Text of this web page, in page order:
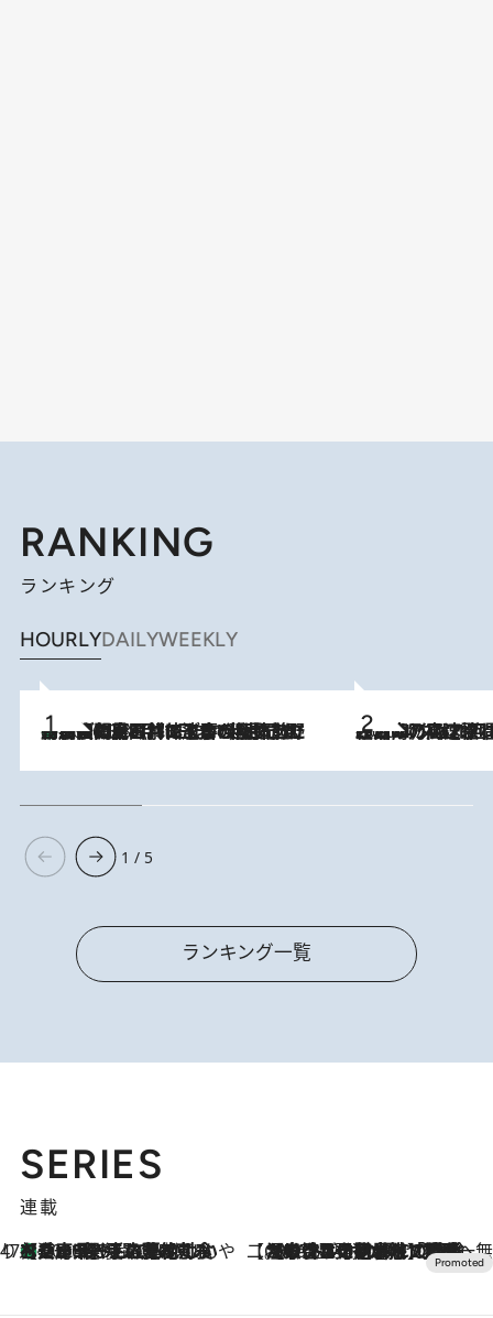
RANKING
ランキング
HOURLYDAILYWEEKLY
2026.8.8
「最後に見られてよかった」上野動物園の東園パンダ舎が解体前に特別公開。8月16日まで延長されたパネル展と共に辿る“半世紀”のパンダ飼育《解体工事の図面あり》 2026.8.7
「湘南乃風に憧れて」観客大盛上がりの“タオル回し”に、ラッパー顔負けの高速歌唱まで…さだまさし（74）のアグレッシブすぎる現在地
1 / 5
ランキング一覧
SERIES
連載
47都道府県の手みやげ ひんやりスイーツで夏を満喫
2026.8.8
【兵庫県】この夏絶対食べたい 冷やしておいしいおやつ3選 淡路島の恵みをジェラートに集約 【CREA×星野リゾート】唯一無二。癒しと発見が待つ場所へ
2026.8.7
【トンボの足水浴】ヒノキの香りに包まれて涼感マックス！約13℃の湧水かけ流しを避暑地「星野温泉 トンボの湯」で体験